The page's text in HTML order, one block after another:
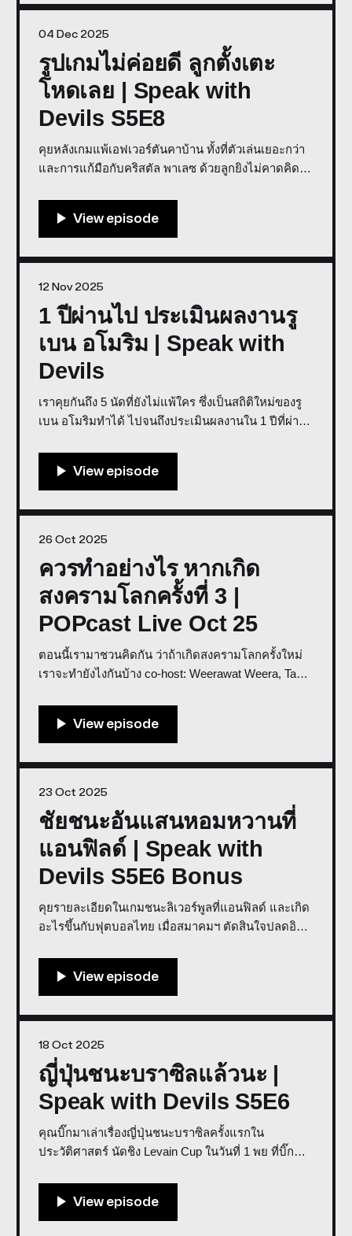
รูปเกมไม่ค่อยดี ลูกตั้งเตะ
โหดเลย | Speak with
Devils S5E8
คุยหลังเกมแพ้เอฟเวอร์ตันคาบ้าน ทั้งที่ตัวเล่นเยอะกว่า
และการแก้มือกับคริสตัล พาเลซ ด้วยลูกยิงไม่คาดคิดทั้ง
รายการโดย GROOV Store รูปเกมไม่ค่อยดี ลูกตั้งเตะ
04 Dec 2025
1 ปีผ่านไป ประเมินผลงานรู
เบน อโมริม | Speak with
Devils
เราคุยกันถึง 5 นัดที่ยังไม่แพ้ใคร ซึ่งเป็นสถิติใหม่ของรู
เบน อโมริมทำได้ ไปจนถึงประเมินผลงานใน 1 ปีที่ผ่าน
12 Nov 2025
ควรทำอย่างไร หากเกิด
สงครามโลกครั้งที่ 3 |
POPcast Live Oct 25
ตอนนี้เรามาชวนคิดกัน ว่าถ้าเกิดสงครามโลกครั้งใหม่
เราจะทำยังไงกันบ้าง co-host: Weerawat Weera, Tan
อย่างไร หากเกิดสงครามโลกครั้งที่ 3 | POPcast Live
26 Oct 2025
ชัยชนะอันแสนหอมหวานที่
แอนฟิลด์ | Speak with
Devils S5E6 Bonus
คุยรายละเอียดในเกมชนะลิเวอร์พูลที่แอนฟิลด์ และเกิด
อะไรขึ้นกับฟุตบอลไทย เมื่อสมาคมฯ ตัดสินใจปลดอิชิอิ
โดย GROOV Store ชัยชนะอันแสนหอมหวานที่แอน
Bonus0:00/3637.4671666666671×
23 Oct 2025
ญี่ปุ่นชนะบราซิลแล้วนะ |
Speak with Devils S5E6
คุณบิ๊กมาเล่าเรื่องญี่ปุ่นชนะบราซิลครั้งแรกใน
ประวัติศาสตร์ นัดชิง Levain Cup ในวันที่ 1 พย ที่บิ๊กกำ
Co-Host:
18 Oct 2025